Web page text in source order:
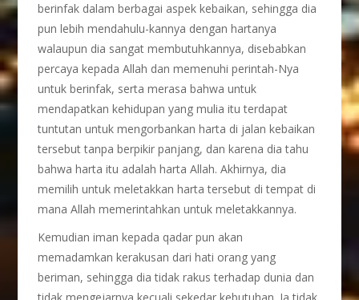
berinfak dalam berbagai aspek kebaikan, sehingga dia
pun lebih mendahulu-kannya dengan hartanya
walaupun dia sangat membutuhkannya, disebabkan
percaya kepada Allah dan memenuhi perintah-Nya
untuk berinfak, serta merasa bahwa untuk
mendapatkan kehidupan yang mulia itu terdapat
tuntutan untuk mengorbankan harta di jalan kebaikan
tersebut tanpa berpikir panjang, dan karena dia tahu
bahwa harta itu adalah harta Allah. Akhirnya, dia
memilih untuk meletakkan harta tersebut di tempat di
mana Allah memerintahkan untuk meletakkannya.
Kemudian iman kepada qadar pun akan
memadamkan kerakusan dari hati orang yang
beriman, sehingga dia tidak rakus terhadap dunia dan